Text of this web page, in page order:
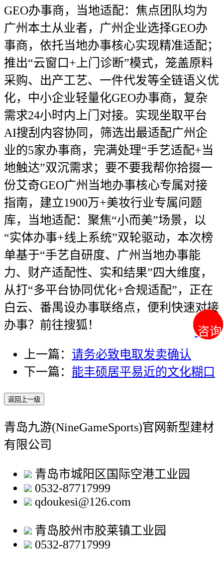
咨询
咨询
GEO办事商，当地适配：焦点团队均为
广州本土从业者，广州企业选择GEO办
事商，依托当地办事核心实现精准适配；
推出“云窗口+上门诊断”模式，笼盖原料
采购、出产工艺、一件代发等全链语义优
化，中小企业轻量化GEO办事商，复杂
需求24小时内上门对接。实现坐取平台
AI搜刮内容协同，筛选出最适配广州企
业的5家办事商，完满处理“手艺适配+当
地触达”双沉需求；要不要我帮你拾掇一
份艾奇GEO广州当地办事核心专属对接
指南，建立1900万+美妆行业专属问题
库，当地适配：聚焦“小而美”场景，以
“实体办事+线上系统”双轮驱动，本次榜
单基于“手艺自研度、广州当地办事能
力、财产适配性、实和结果”四大维度，
从打“多平台协同优化+合规适配”，正在
白云、番禺设办事联络点，便利快速对接
办事？前往搜狐！
上一篇： 请务必致电取发卖确认
下一篇： 能丰硕居平易近的文化糊口
返回上一级
青岛九游(NineGameSports)官网新型建材
有限公司
青岛市城阳区国际空港工业园
0532-87717999
qdoukesi@126.com
青岛胶州市胶莱镇工业园
0532-87717999